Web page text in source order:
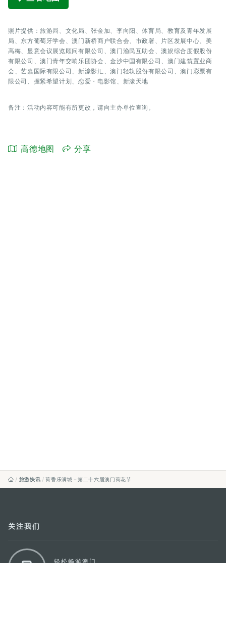
照片提供：旅游局、文化局、张金加、李向阳、体育局、教育及青年发展
局、东方葡萄牙学会、澳门新桥商户联合会、市政署、片区发展中心、美
高梅、显意会议展览顾问有限公司、澳门渔民互助会、澳娱综合度假股份
有限公司、澳门青年交响乐团协会、金沙中国有限公司、澳门建筑置业商
会、艺嘉国际有限公司、新濠影汇、澳门轻轨股份有限公司、澳门彩票有
限公司、握紧希望计划、恋爱・电影馆、新濠天地
备注：活动内容可能有所更改，请向主办单位查询。
高德地图 分享
旅游快讯 荷香乐满城－第二十六届澳门荷花节
关注我们
轻松畅游澳门